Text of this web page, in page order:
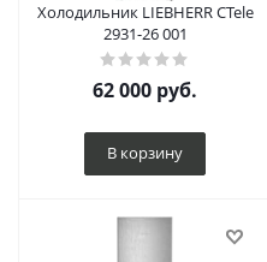
Холодильник LIEBHERR CTele
2931-26 001
62 000 руб.
В корзину